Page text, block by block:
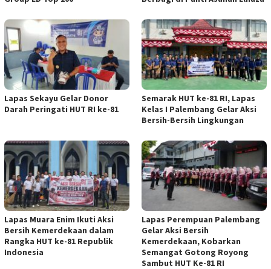
Lapas Sekayu Gelar Donor
Darah Peringati HUT RI ke-81
Semarak HUT ke-81 RI, Lapas
Kelas I Palembang Gelar Aksi
Bersih-Bersih Lingkungan
Lapas Muara Enim Ikuti Aksi
Bersih Kemerdekaan dalam
Rangka HUT ke-81 Republik
Indonesia
Lapas Perempuan Palembang
Gelar Aksi Bersih
Kemerdekaan, Kobarkan
Semangat Gotong Royong
Sambut HUT Ke-81 RI